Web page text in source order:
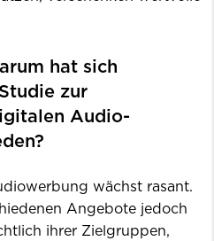
hat sich
zur
Audio-
wächst rasant.
Angebote jedoch
ihrer Zielgruppen,